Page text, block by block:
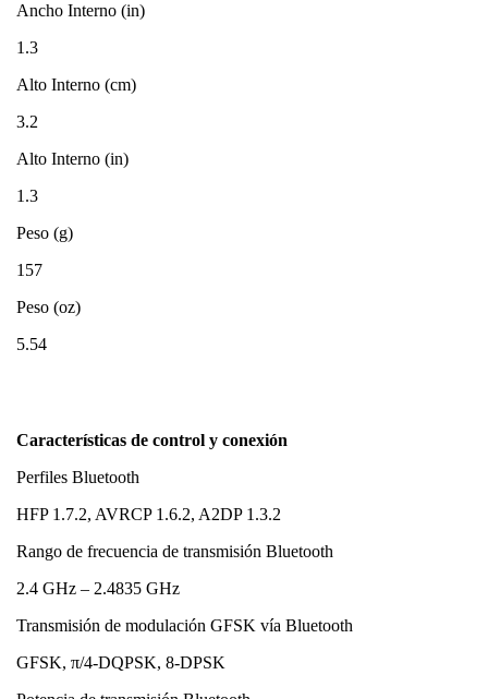
Ancho Interno (in)
1.3
Alto Interno (cm)
3.2
Alto Interno (in)
1.3
Peso (g)
157
Peso (oz)
5.54
Características de control y conexión
Perfiles Bluetooth
HFP 1.7.2, AVRCP 1.6.2, A2DP 1.3.2
Rango de frecuencia de transmisión Bluetooth
2.4 GHz – 2.4835 GHz
Transmisión de modulación GFSK vía Bluetooth
GFSK, π/4-DQPSK, 8-DPSK